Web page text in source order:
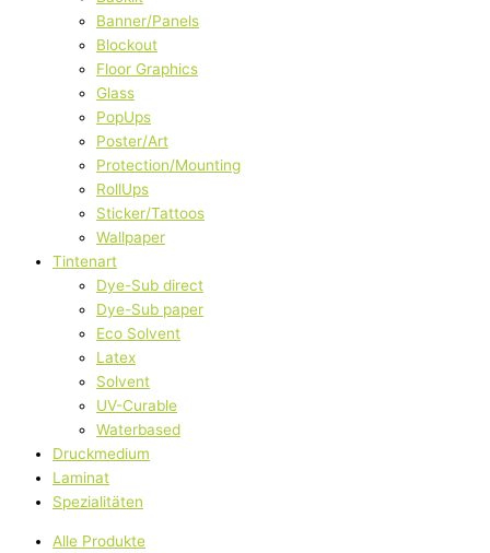
Banner/Panels
Blockout
Floor Graphics
Glass
PopUps
Poster/Art
Protection/Mounting
RollUps
Sticker/Tattoos
Wallpaper
Tintenart
Dye-Sub direct
Dye-Sub paper
Eco Solvent
Latex
Solvent
UV-Curable
Waterbased
Druckmedium
Laminat
Spezialitäten
Alle Produkte